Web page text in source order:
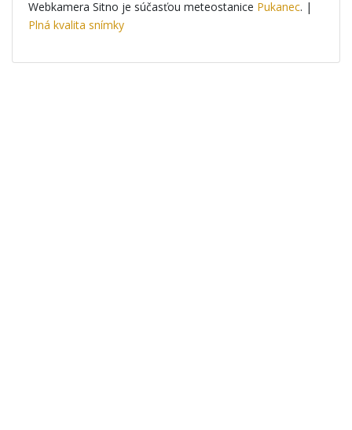
Webkamera Sitno je súčasťou meteostanice Pukanec. |
Plná kvalita snímky